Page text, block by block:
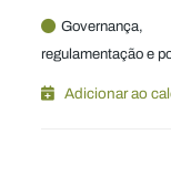
Governança,
regulamentação e
Adicionar ao